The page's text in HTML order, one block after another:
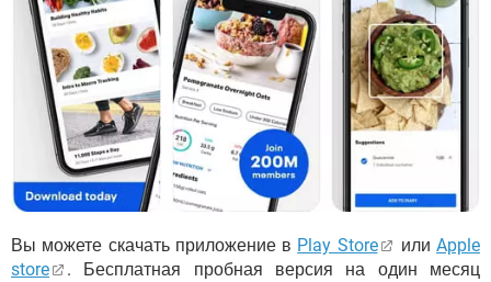
Вы можете скачать приложение в Play Store или Apple
store
. Бесплатная пробная версия на один месяц